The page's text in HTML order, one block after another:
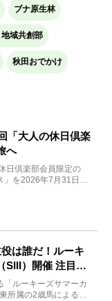
ブナ原生林
域共創部
秋田おでかけ
「大人の休日倶楽
へ
日倶楽部会員限定の
」を2026年7月31日
は誰だ！ルーキ
SIII）開催 注目馬
ク
「ルーキーズサマーカ
所属の2歳馬による注